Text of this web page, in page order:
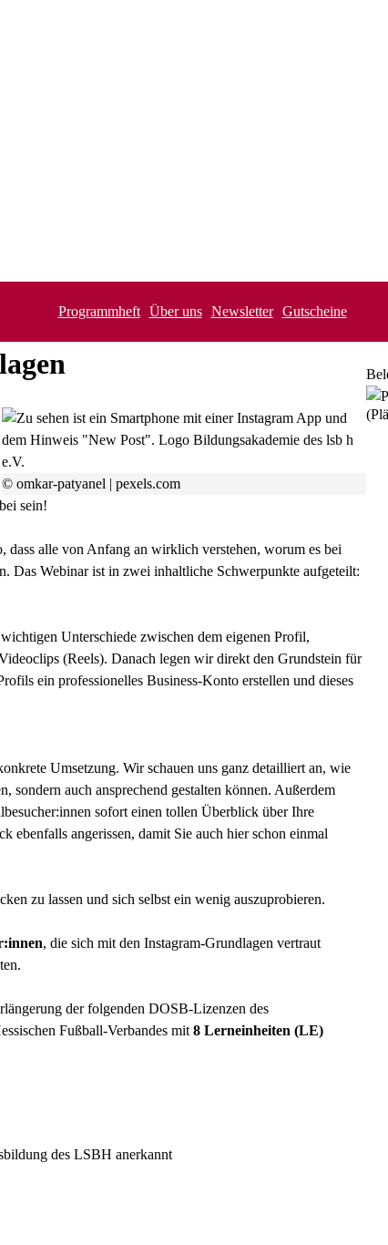
Programmheft Über uns Newsletter Gutscheine
© omkar-patyanel | pexels.com
sein!
alle von Anfang an wirklich verstehen, worum es bei
Das Webinar ist in zwei inhaltliche Schwerpunkte aufgeteilt:
Unterschiede zwischen dem eigenen Profil,
(Reels). Danach legen wir direkt den Grundstein für
ein professionelles Business-Konto erstellen und dieses
Umsetzung. Wir schauen uns ganz detailliert an, wie
sondern auch ansprechend gestalten können. Außerdem
sofort einen tollen Überblick über Ihre
ebenfalls angerissen, damit Sie auch hier schon einmal
zu lassen und sich selbst ein wenig auszuprobieren.
, die sich mit den Instagram-Grundlagen vertraut
der folgenden DOSB-Lizenzen des
Fußball-Verbandes mit 8 Lerneinheiten (LE)
des LSBH anerkannt